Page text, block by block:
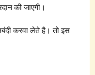
की जाएगी।
करवा लेते है। तो इस